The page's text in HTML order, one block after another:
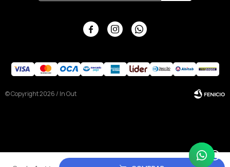
  
© Copyright 2026 / In Out
Fenicio